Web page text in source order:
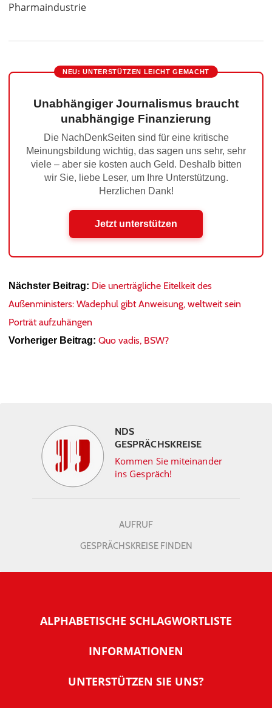
Pharmaindustrie
NEU: UNTERSTÜTZEN LEICHT GEMACHT
Unabhängiger Journalismus braucht
unabhängige Finanzierung
Die NachDenkSeiten sind für eine kritische
Meinungsbildung wichtig, das sagen uns sehr, sehr
viele – aber sie kosten auch Geld. Deshalb bitten
wir Sie, liebe Leser, um Ihre Unterstützung.
Herzlichen Dank!
Jetzt unterstützen
Nächster Beitrag: Die unerträgliche Eitelkeit des
Außenministers: Wadephul gibt Anweisung, weltweit sein
Porträt aufzuhängen
Vorheriger Beitrag: Quo vadis, BSW?
NDS
GESPRÄCHSKREISE
Kommen Sie miteinander
ins Gespräch!
AUFRUF
GESPRÄCHSKREISE FINDEN
ALPHABETISCHE SCHLAGWORTLISTE
INFORMATIONEN
Warum NachDenkSeiten
UNTERSTÜTZEN SIE UNS?